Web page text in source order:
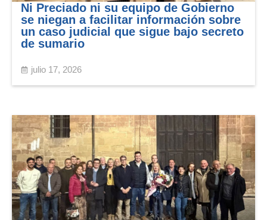
Ni Preciado ni su equipo de Gobierno
se niegan a facilitar información sobre
un caso judicial que sigue bajo secreto
de sumario
julio 17, 2026